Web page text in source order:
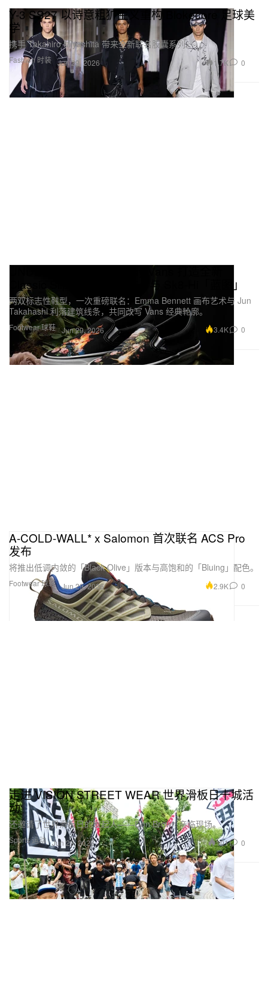
Fashion 时装
Y-3 SS27 以诗意粗犷主义重构 Blokecore 足球美
学
携手 Takahiro Miyashita 带来全新联名胶囊系列。
Jun 29, 2026 1.7K 0
Footwear 球鞋
UNDERCOVER x OTW by Vans 打造全新
Classic Slip-On 98「画布」与 Sk8-Hi「蓝图」
两双标志性鞋型，一次重磅联名：Emma Bennett 画布艺术与 Jun
Takahashi 利落建筑线条，共同改写 Vans 经典轮廓。
Jun 29, 2026 3.4K 0
Footwear 球鞋
A-COLD-WALL* x Salomon 首次联名 ACS Pro
发布
将推出低调内敛的「Black Olive」版本与高饱和的「Bluing」配色。
Jun 29, 2026 2.9K 0
Sports 运动
走进 VISION STREET WEAR 世界滑板日十城活
动
还邀请了世界滑板日的发起人——Don Brown 亲临现场。
Jun 29, 2026 101 0